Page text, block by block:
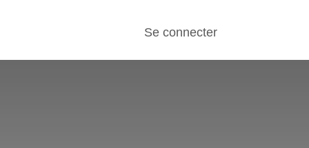
Se connecter